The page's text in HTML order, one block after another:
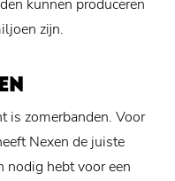
kunnen produceren
zijn.
is zomerbanden. Voor
Nexen de juiste
nodig hebt voor een